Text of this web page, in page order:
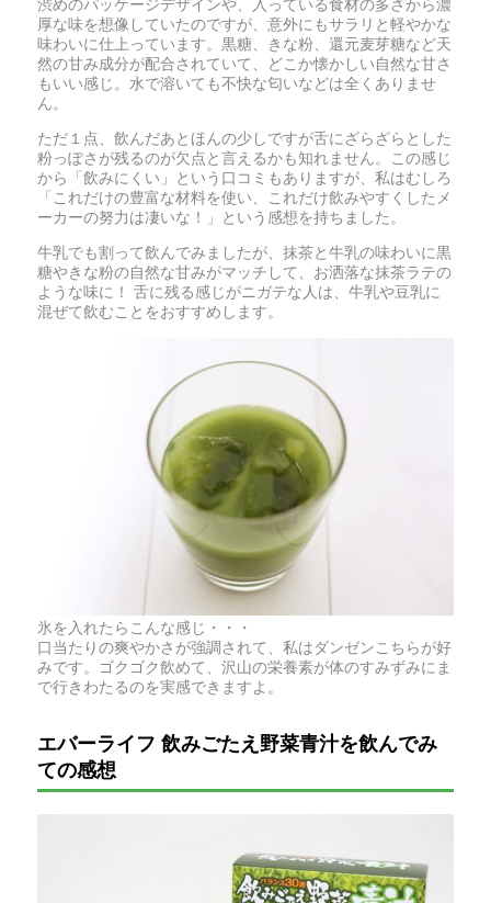
渋めのパッケージデザインや、入っている食材の多さから濃
厚な味を想像していたのですが、意外にもサラリと軽やかな
味わいに仕上っています。黒糖、きな粉、還元麦芽糖など天
然の甘み成分が配合されていて、どこか懐かしい自然な甘さ
もいい感じ。水で溶いても不快な匂いなどは全くありませ
ん。
ただ１点、飲んだあとほんの少しですが舌にざらざらとした
粉っぽさが残るのが欠点と言えるかも知れません。この感じ
から「飲みにくい」という口コミもありますが、私はむしろ
「これだけの豊富な材料を使い、これだけ飲みやすくしたメ
ーカーの努力は凄いな！」という感想を持ちました。
牛乳でも割って飲んでみましたが、抹茶と牛乳の味わいに黒
糖やきな粉の自然な甘みがマッチして、お洒落な抹茶ラテの
ような味に！ 舌に残る感じがニガテな人は、牛乳や豆乳に
混ぜて飲むことをおすすめします。
氷を入れたらこんな感じ・・・
口当たりの爽やかさが強調されて、私はダンゼンこちらが好
みです。ゴクゴク飲めて、沢山の栄養素が体のすみずみにま
で行きわたるのを実感できますよ。
エバーライフ 飲みごたえ野菜青汁を飲んでみ
ての感想